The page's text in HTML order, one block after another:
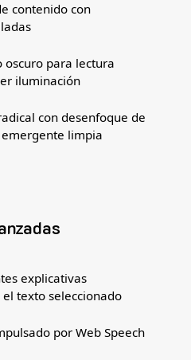
contenido con
oscuro para lectura
iluminación
con desenfoque de
limpia
explicativas
texto seleccionado
por Web Speech